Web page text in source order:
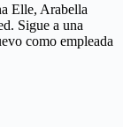
Elle, Arabella
Sigue a una
como empleada